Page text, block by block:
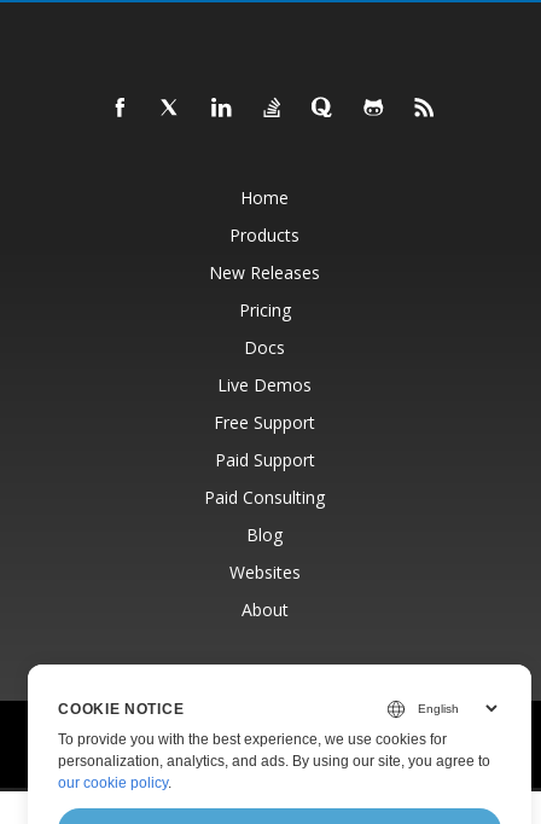
Home
Products
New Releases
Pricing
Docs
Live Demos
Free Support
Paid Support
Paid Consulting
Blog
Websites
About
© Aspose Pty Ltd 2001-2026.
All Rights Reserved.
Privacy Policy Terms of use Contact
COOKIE NOTICE
To provide you with the best experience, we use cookies for
personalization, analytics, and ads. By using our site, you agree to
our cookie policy.